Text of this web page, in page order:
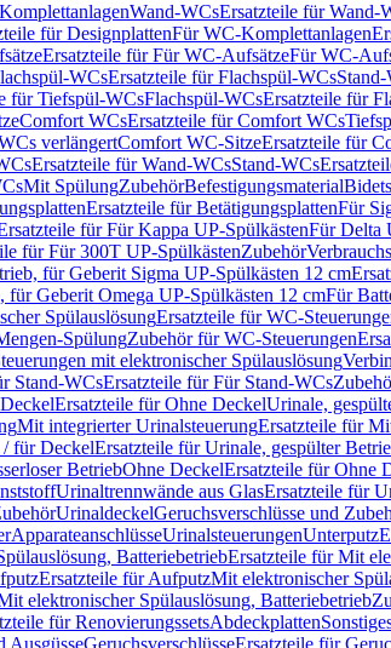
Wand-WCsErsatzteile für Wand-
für DesignplattenFür WC-Komplettanlagen
Ersatzteile für Für WC-AufsätzeFür WC-
WCsErsatzteile für Flachspül-WCs
für Tiefspül-WCsFlachspül-WCsErsatzteile für
Comfort WCsErsatzteile für Comfort WCs
verlängertComfort WC-SitzeErsatzteile für
Ersatzteile für Wand-WCsStand-WCs
Mit SpülungZubehörBefestigungsmaterialBidets
Ersatzteile für BetätigungsplattenFür
für Für Kappa UP-SpülkästenFür Delta
für Für 300T UP-SpülkästenZubehör
für Geberit Sigma UP-Spülkästen 12 cm
für Geberit Omega UP-Spülkästen 12 cmFür
SpülauslösungErsatzteile für WC-
SpülungZubehör für WC-Steuerungen
mit elektronischer Spülauslösung
Stand-WCsErsatzteile für Für Stand-WCs
Ersatzteile für Ohne DeckelUrinale,
Mit integrierter UrinalsteuerungErsatzteile für
für DeckelErsatzteile für Urinale, gespülter
BetriebOhne DeckelErsatzteile für Ohne
Urinaltrennwände aus GlasErsatzteile für
UrinaldeckelGeruchsverschlüsse und
ApparateanschlüsseUrinalsteuerungenUnterputz
BatteriebetriebErsatzteile für Mit
Ersatzteile für AufputzMit elektronischer
elektronischer Spülauslösung, Batteriebetrieb
für RenovierungssetsAbdeckplatten
AusgüsseGeruchsverschlüsseErsatzteile für